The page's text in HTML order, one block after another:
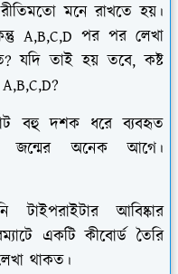
মনে রাখতে হয়।
A,B,C,D পর পর লেখা
যদি তাই হয় তবে, কষ্ট
বহু দশক ধরে ব্যবহৃত
জন্মের অনেক আগে।
টাইপরাইটার আবিষ্কার
একটি কীবোর্ড তৈরি
থাকত।